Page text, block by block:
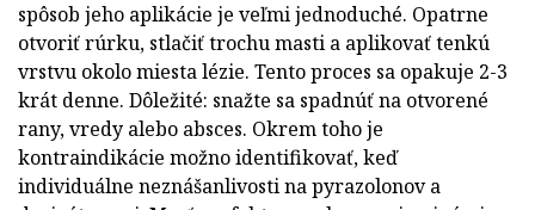
spôsob jeho aplikácie je veľmi jednoduché. Opatrne
otvoriť rúrku, stlačiť trochu masti a aplikovať tenkú
vrstvu okolo miesta lézie. Tento proces sa opakuje 2-3
krát denne. Dôležité: snažte sa spadnúť na otvorené
rany, vredy alebo absces. Okrem toho je
kontraindikácie možno identifikovať, keď
individuálne neznášanlivosti na pyrazolonov a